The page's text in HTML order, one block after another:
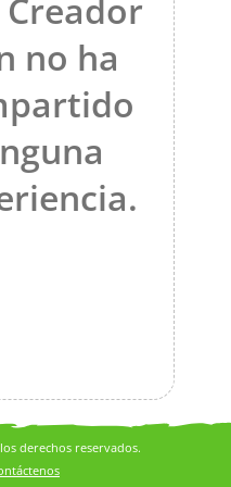
Creador
no ha
derechos reservados.